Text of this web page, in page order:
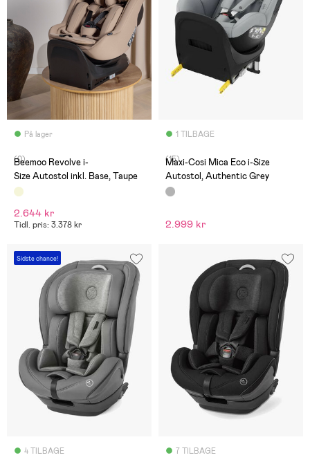
På lager
(0)
Beemoo Revolve i-
Size Autostol inkl. Base, Taupe
2.644 kr
Tidl. pris: 3.378 kr
1 TILBAGE
(15)
Maxi-Cosi Mica Eco i-Size
Autostol, Authentic Grey
2.999 kr
Sidste chance!
4 TILBAGE 7 TILBAGE